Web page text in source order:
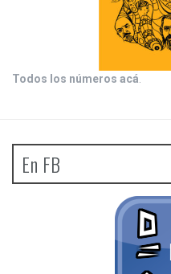
Todos los números acá
En FB